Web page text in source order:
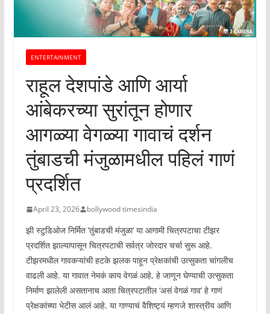
ENTERTAINMENT
राहूल देशपांडे आणि आर्या
आंबेकरच्या सुरांतून होणार
आगळ्या वेगळ्या गावाचं दर्शन
तुंबाडची मंजुळामधील पहिलं गाणं
प्रदर्शित
April 23, 2026 bollywood timesindia
झी स्टुडिओज निर्मित ‘तुंबाडची मंजुळा’ या आगामी चित्रपटाचा टीझर
प्रदर्शित झाल्यापासून चित्रपटाची सर्वत्र जोरदार चर्चा सुरू आहे.
टीझरमधील गावकऱ्यांची हटके झलक पाहून प्रेक्षकांची उत्सुकता चांगलीच
वाढली आहे. या गावात नेमकं काय वेगळं आहे, हे जाणून घेण्याची उत्सुकता
निर्माण झालेली असतानाच आता चित्रपटातील ‘असं वेगळं गाव’ हे गाणं
प्रेक्षकांच्या भेटीस आलं आहे. या गाण्याचं वैशिष्ट्यं म्हणजे शास्त्रीय आणि